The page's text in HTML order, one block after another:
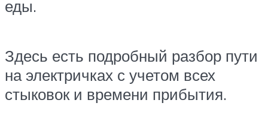
еды.
Здесь есть подробный разбор пути
на электричках с учетом всех
стыковок и времени прибытия.